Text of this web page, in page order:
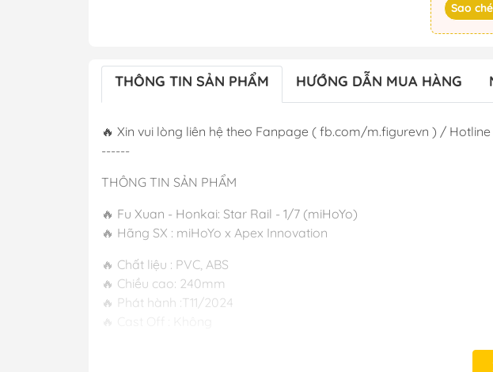
Sao
THÔNG TIN SẢN PHẨM HƯỚNG DẪN MUA HÀNG
🔥 Xin vui lòng liên hệ theo Fanpage ( fb.com/m.figurevn ) /
------
THÔNG TIN SẢN PHẨM
🔥 Fu Xuan - Honkai: Star Rail - 1/7 (miHoYo)
🔥 Hãng SX : miHoYo x Apex Innovation
🔥 Chất liệu : PVC, ABS
🔥 Chiều cao: 240mm
🔥 Phát hành :T11/